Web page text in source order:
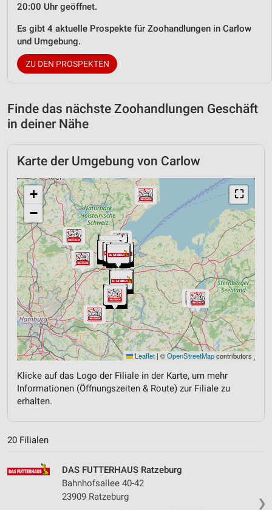
20:00 Uhr geöffnet.
Es gibt 4 aktuelle Prospekte für Zoohandlungen in Carlow
und Umgebung.
ZU DEN PROSPEKTEN
Finde das nächste Zoohandlungen Geschäft
in deiner Nähe
Karte der Umgebung von Carlow
⛶
+
−
Leaflet | ©OpenStreetMapcontributors
Klicke auf das Logo der Filiale in der Karte, um mehr
Informationen (Öffnungszeiten & Route) zur Filiale zu
erhalten.
20 Filialen
❯
DAS FUTTERHAUS Ratzeburg
Bahnhofsallee 40-42
23909 Ratzeburg